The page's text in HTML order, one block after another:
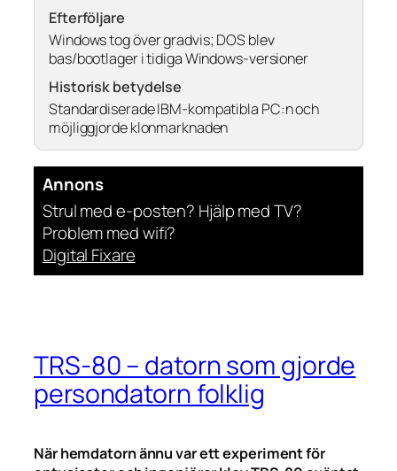
Efterföljare
Windows tog över gradvis; DOS blev
bas/bootlager i tidiga Windows-versioner
Historisk betydelse
Standardiserade IBM-kompatibla PC:n och
möjliggjorde klonmarknaden
Annons
Strul med e-posten? Hjälp med TV?
Problem med wifi?
Digital Fixare
TRS-80 – datorn som gjorde
persondatorn folklig
När hemdatorn ännu var ett experiment för